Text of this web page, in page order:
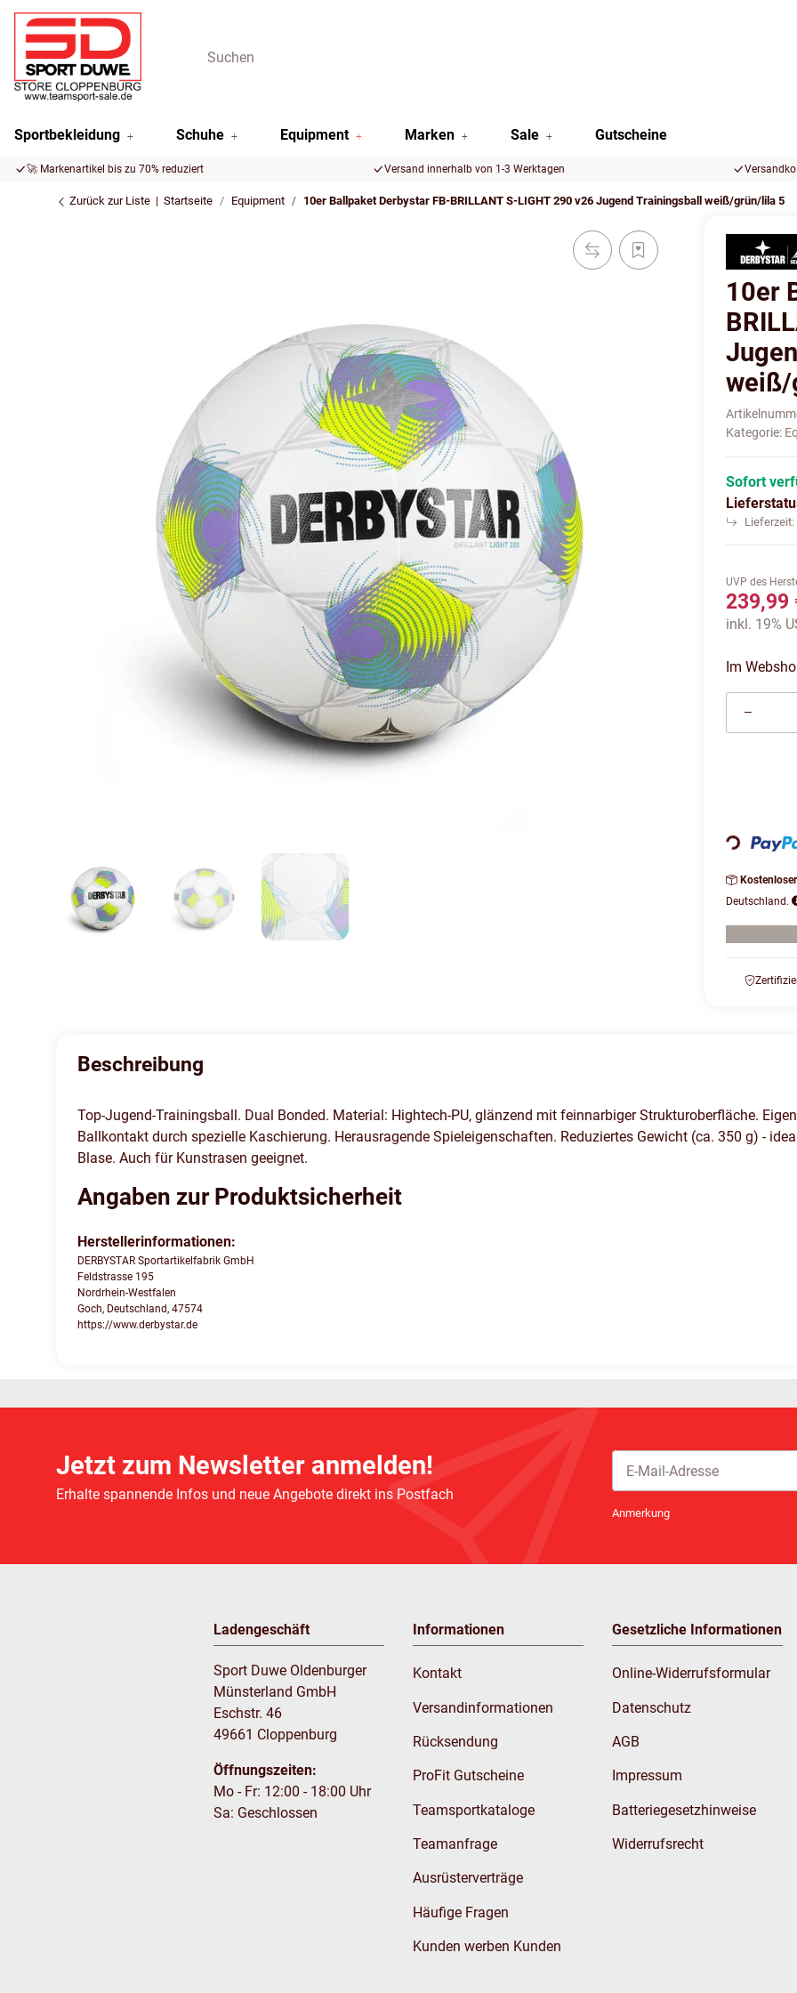
Sportbekleidung Schuhe Equipment Marken Sale Gutscheine
🚀 Markenartikel bis zu 70% reduziert Versand innerhalb von 1-3 Werktagen
Zurück zur Liste Startseite Equipment 10er Ballpaket Derbystar FB-BRILLANT S-LIGHT 290 v26 Jugend Trainingsball weiß/grün/lila 5
10er
Kategorie:
Sofort
Lieferzeit:
UVP des
239,99
inkl. 19%
Im
Loading...
Deutschland.
Beschreibung
Top-Jugend-Trainingsball. Dual Bonded. Material: Hightech-PU, glänzend mit feinnarbiger Strukturoberfläche.
Ballkontakt durch spezielle Kaschierung. Herausragende Spieleigenschaften. Reduziertes Gewicht (ca. 350 g) -
Blase. Auch für Kunstrasen geeignet.
Angaben zur Produktsicherheit
Herstellerinformationen:
DERBYSTAR Sportartikelfabrik GmbH
Feldstrasse 195
Nordrhein-Westfalen
Goch, Deutschland, 47574
https://www.derbystar.de
Jetzt zum Newsletter anmelden!
Erhalte spannende Infos und neue Angebote direkt ins Postfach
Anmerkung
Ladengeschäft
Sport Duwe Oldenburger
Münsterland GmbH
Eschstr. 46
49661 Cloppenburg
Öffnungszeiten:
Mo - Fr: 12:00 - 18:00 Uhr
Sa: Geschlossen
Informationen
Kontakt
Versandinformationen
Rücksendung
ProFit Gutscheine
Teamsportkataloge
Teamanfrage
Ausrüsterverträge
Häufige Fragen
Kunden werben Kunden
Gesetzliche Informationen
Online-Widerrufsformular
Datenschutz
AGB
Impressum
Batteriegesetzhinweise
Widerrufsrecht